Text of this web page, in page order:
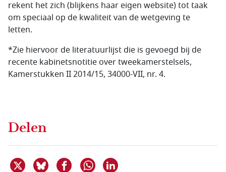
rekent het zich (blijkens haar eigen website) tot taak
om speciaal op de kwaliteit van de wetgeving te
letten.
*Zie hiervoor de literatuurlijst die is gevoegd bij de
recente kabinetsnotitie over tweekamerstelsels,
Kamerstukken II 2014/15, 34000-VII, nr. 4.
Delen
Deel dit item op X
Deel dit item op Bluesky
Deel dit item op Facebook
Delen via WhatsApp